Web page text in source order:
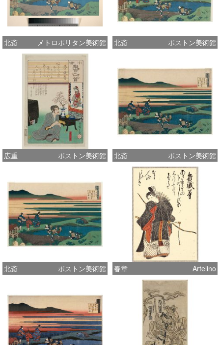
北斎 メトロポリタン美術館 北斎 ボストン美術館
広重 ボストン美術館 北斎 ボストン美術館
北斎 ボストン美術館 春章 Artelino